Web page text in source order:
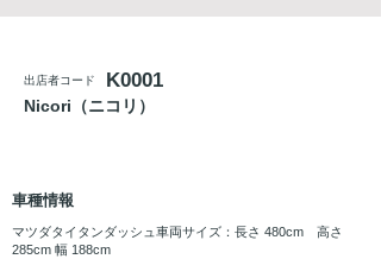
出店者コード K0001
Nicori（ニコリ）
車種情報
マツダタイタンダッシュ車両サイズ：長さ 480cm 高さ
285cm 幅 188cm